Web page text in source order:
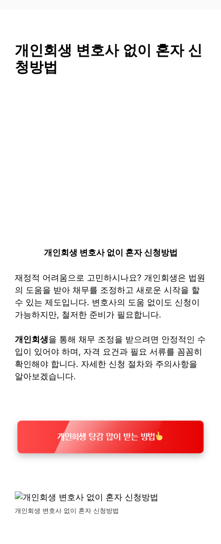
개인회생 변호사 없이 혼자 신
청방법
개인회생 변호사 없이 혼자 신청방법
재정적 어려움으로 고민하시나요? 개인회생은 법원
의 도움을 받아 채무를 조정하고 새로운 시작을 할
수 있는 제도입니다. 변호사의 도움 없이도 신청이
가능하지만, 철저한 준비가 필요합니다.
개인회생을 통해 채무 조정을 받으려면 안정적인 수
입이 있어야 하며, 자격 요건과 필요 서류를 꼼꼼히
확인해야 합니다. 자세한 신청 절차와 주의사항을
알아보겠습니다.
개인회생 탕감 많이 받는 방법
개인회생 변호사 없이 혼자 신청방법